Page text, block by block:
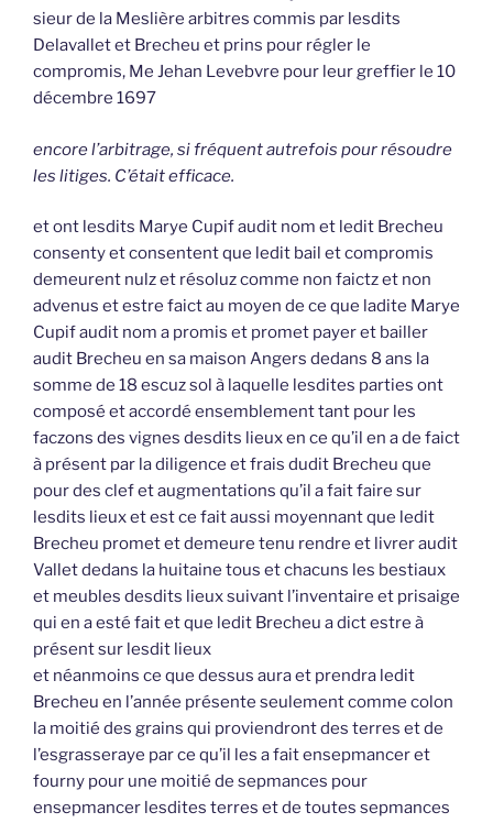
sieur de la Meslière arbitres commis par lesdits
Delavallet et Brecheu et prins pour régler le
compromis, Me Jehan Levebvre pour leur greffier le 10
décembre 1697
encore l’arbitrage, si fréquent autrefois pour résoudre
les litiges. C’était efficace.
et ont lesdits Marye Cupif audit nom et ledit Brecheu
consenty et consentent que ledit bail et compromis
demeurent nulz et résoluz comme non faictz et non
advenus et estre faict au moyen de ce que ladite Marye
Cupif audit nom a promis et promet payer et bailler
audit Brecheu en sa maison Angers dedans 8 ans la
somme de 18 escuz sol à laquelle lesdites parties ont
composé et accordé ensemblement tant pour les
faczons des vignes desdits lieux en ce qu’il en a de faict
à présent par la diligence et frais dudit Brecheu que
pour des clef et augmentations qu’il a fait faire sur
lesdits lieux et est ce fait aussi moyennant que ledit
Brecheu promet et demeure tenu rendre et livrer audit
Vallet dedans la huitaine tous et chacuns les bestiaux
et meubles desdits lieux suivant l’inventaire et prisaige
qui en a esté fait et que ledit Brecheu a dict estre à
présent sur lesdit lieux
et néanmoins ce que dessus aura et prendra ledit
Brecheu en l’année présente seulement comme colon
la moitié des grains qui proviendront des terres et de
l’esgrasseraye par ce qu’il les a fait ensepmancer et
fourny pour une moitié de sepmances pour
ensepmancer lesdites terres et de toutes sepmances